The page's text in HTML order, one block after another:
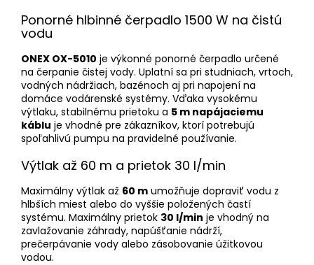
Ponorné hlbinné čerpadlo 1500 W na čistú
vodu
ONEX OX-5010 je výkonné ponorné čerpadlo určené
na čerpanie čistej vody. Uplatní sa pri studniach, vrtoch,
vodných nádržiach, bazénoch aj pri napojení na
domáce vodárenské systémy. Vďaka vysokému
výtlaku, stabilnému prietoku a 5 m napájaciemu
káblu je vhodné pre zákazníkov, ktorí potrebujú
spoľahlivú pumpu na pravidelné používanie.
Výtlak až 60 m a prietok 30 l/min
Maximálny výtlak až 60 m umožňuje dopraviť vodu z
hlbších miest alebo do vyššie položených častí
systému. Maximálny prietok 30 l/min je vhodný na
zavlažovanie záhrady, napúšťanie nádrží,
prečerpávanie vody alebo zásobovanie úžitkovou
vodou.